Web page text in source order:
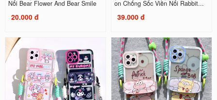
Nổi Bear Flower And Bear Smile
20.000 đ
on Chống Sốc Viền Nổi Rabbit...
39.000 đ